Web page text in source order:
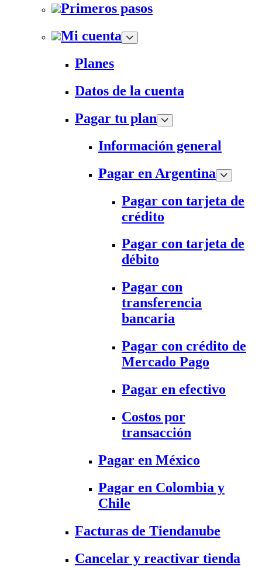
Primeros pasos
Mi cuenta
Planes
Datos de la cuenta
Pagar tu plan
Información general
Pagar en Argentina
Pagar con tarjeta de
crédito
Pagar con tarjeta de
débito
Pagar con
transferencia
bancaria
Pagar con crédito de
Mercado Pago
Pagar en efectivo
Costos por
transacción
Pagar en México
Pagar en Colombia y
Chile
Facturas de Tiendanube
Cancelar y reactivar tienda